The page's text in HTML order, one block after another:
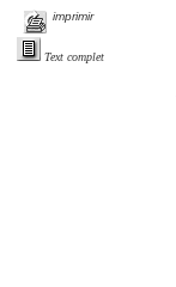
imprimir
Text complet